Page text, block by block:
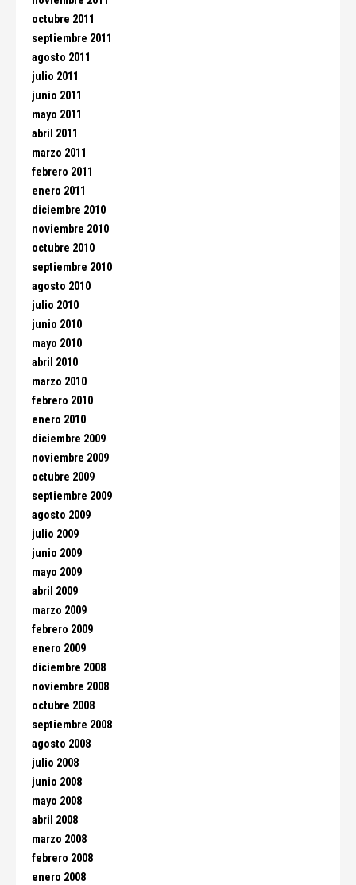
octubre 2011
septiembre 2011
agosto 2011
julio 2011
junio 2011
mayo 2011
abril 2011
marzo 2011
febrero 2011
enero 2011
diciembre 2010
noviembre 2010
octubre 2010
septiembre 2010
agosto 2010
julio 2010
junio 2010
mayo 2010
abril 2010
marzo 2010
febrero 2010
enero 2010
diciembre 2009
noviembre 2009
octubre 2009
septiembre 2009
agosto 2009
julio 2009
junio 2009
mayo 2009
abril 2009
marzo 2009
febrero 2009
enero 2009
diciembre 2008
noviembre 2008
octubre 2008
septiembre 2008
agosto 2008
julio 2008
junio 2008
mayo 2008
abril 2008
marzo 2008
febrero 2008
enero 2008